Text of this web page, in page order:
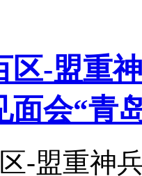
区-盟重
面会“青
区-盟重神